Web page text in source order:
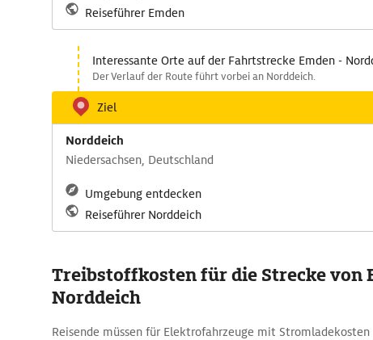
Reiseführer Emden
Interessante Orte auf der Fahrtstrecke Emden -
Der Verlauf der Route führt vorbei an Norddeich.
Ziel
Norddeich
Niedersachsen, Deutschland
Umgebung entdecken
Reiseführer Norddeich
Treibstoffkosten für die Strecke von
Norddeich
Reisende müssen für Elektrofahrzeuge mit